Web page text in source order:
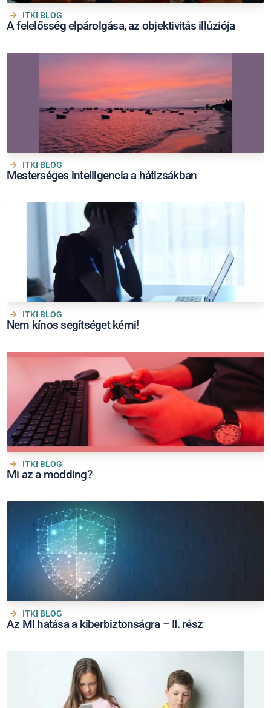
ITKI BLOG
A felelősség elpárolgása, az objektivitás illúziója
ITKI BLOG
Mesterséges intelligencia a hátizsákban
ITKI BLOG
Nem kínos segítséget kérni!
ITKI BLOG
Mi az a modding?
ITKI BLOG
Az MI hatása a kiberbiztonságra – II. rész